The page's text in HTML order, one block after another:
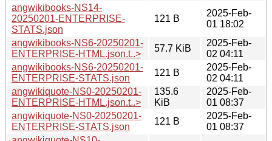
angwikibooks-NS14-
20250201-ENTERPRISE-
STATS.json
121 B
2025-Feb-
01 18:02
angwikibooks-NS6-20250201-
ENTERPRISE-HTML.json.t..>
57.7 KiB
2025-Feb-
02 04:11
angwikibooks-NS6-20250201-
ENTERPRISE-STATS.json
121 B
2025-Feb-
02 04:11
angwikiquote-NS0-20250201-
ENTERPRISE-HTML.json.t..>
135.6
KiB
2025-Feb-
01 08:37
angwikiquote-NS0-20250201-
ENTERPRISE-STATS.json
121 B
2025-Feb-
01 08:37